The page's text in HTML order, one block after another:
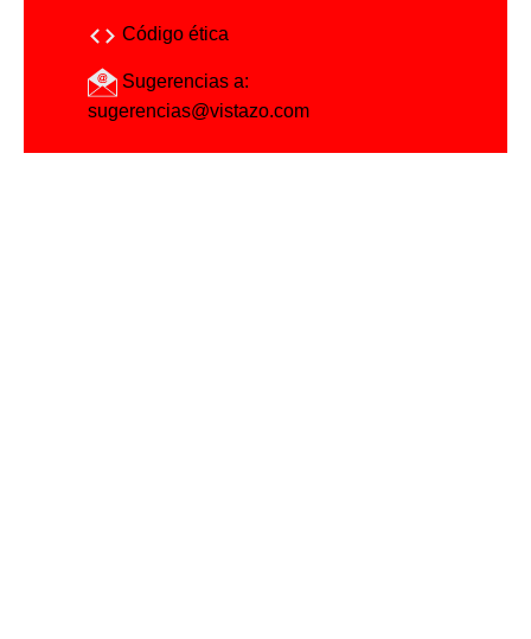
Código ética
Sugerencias a:
sugerencias@vistazo.com